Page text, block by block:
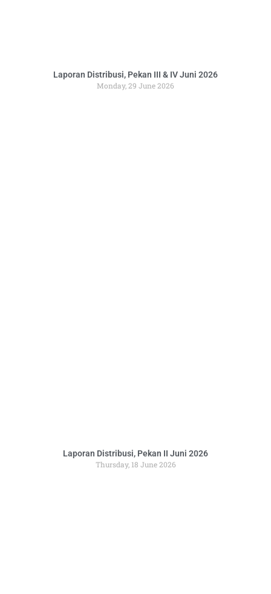
Laporan Distribusi, Pekan III & IV Juni 2026
Monday, 29 June 2026
Laporan Distribusi, Pekan II Juni 2026
Thursday, 18 June 2026